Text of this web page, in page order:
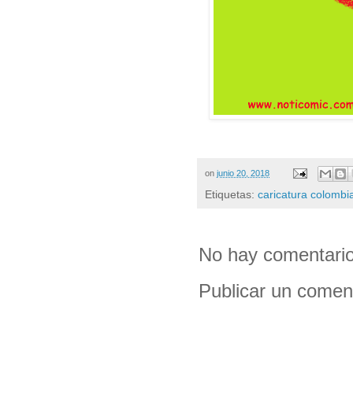
on junio 20, 2018
Etiquetas: caricatura
No hay
Publicar un